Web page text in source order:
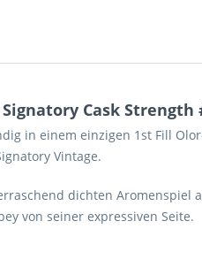
Cask Strength
in einem einzigen 1st Fill
Vintage.
dichten Aromenspiel
von seiner expressiven Seite.